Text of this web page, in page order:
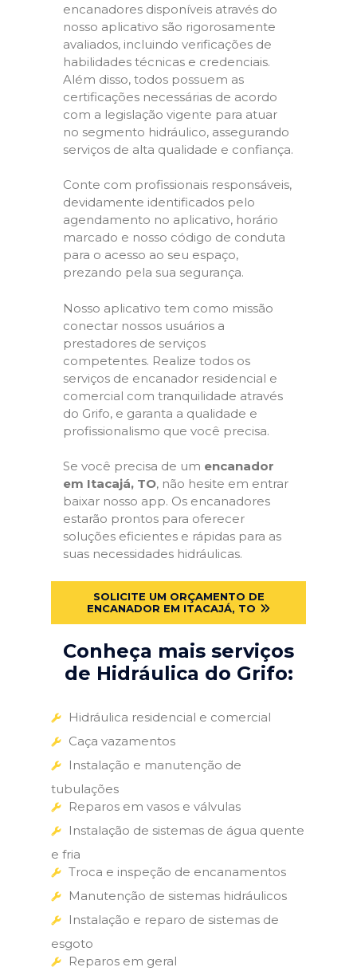
encanadores disponíveis através do
nosso aplicativo são rigorosamente
avaliados, incluindo verificações de
habilidades técnicas e credenciais.
Além disso, todos possuem as
certificações necessárias de acordo
com a legislação vigente para atuar
no segmento hidráulico, assegurando
serviços de alta qualidade e confiança.
Conte com profissionais responsáveis,
devidamente identificados pelo
agendamento no aplicativo, horário
marcado e nosso código de conduta
para o acesso ao seu espaço,
prezando pela sua segurança.
Nosso aplicativo tem como missão
conectar nossos usuários a
prestadores de serviços
competentes. Realize todos os
serviços de encanador residencial e
comercial com tranquilidade através
do Grifo, e garanta a qualidade e
profissionalismo que você precisa.
Se você precisa de um encanador
em Itacajá, TO, não hesite em entrar
baixar nosso app. Os encanadores
estarão prontos para oferecer
soluções eficientes e rápidas para as
suas necessidades hidráulicas.
SOLICITE UM ORÇAMENTO DE
ENCANADOR EM ITACAJÁ, TO
Conheça mais serviços
de Hidráulica do Grifo:
Hidráulica residencial e comercial
Caça vazamentos
Instalação e manutenção de
tubulações
Reparos em vasos e válvulas
Instalação de sistemas de água quente
e fria
Troca e inspeção de encanamentos
Manutenção de sistemas hidráulicos
Instalação e reparo de sistemas de
esgoto
Reparos em geral